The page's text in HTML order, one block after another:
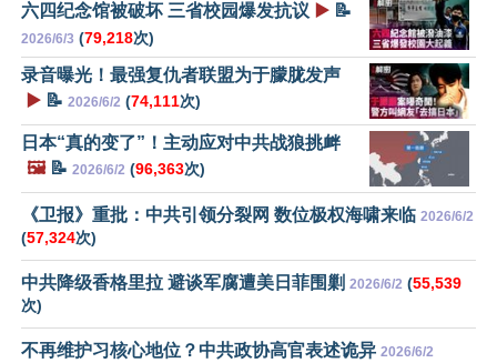
六四纪念馆被破坏 三省校园爆发抗议 ▶️ 📝
2026/6/3 (79,218次)
录音曝光！最强复仇者联盟为于朦胧发声
▶️ 📝 2026/6/2 (74,111次)
日本“真的变了”！主动应对中共战狼挑衅
🖼️📝 2026/6/2 (96,363次)
《卫报》重批：中共引领分裂网 数位极权海啸来临 2026/6/2
(57,324次)
中共降级香格里拉 避谈军腐遭美日菲围剿 2026/6/2 (55,539
次)
不再维护习核心地位？中共政协高官表述诡异 2026/6/2